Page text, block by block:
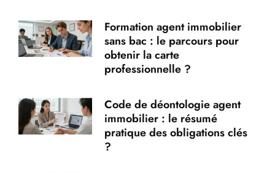
Formation agent immobilier
sans bac : le parcours pour
obtenir la carte
professionnelle ?
Code de déontologie agent
immobilier : le résumé
pratique des obligations clés
?